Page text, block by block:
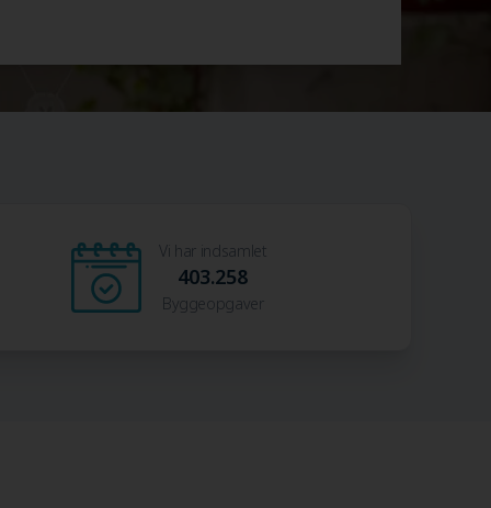
Vi har indsamlet
403.258
Byggeopgaver